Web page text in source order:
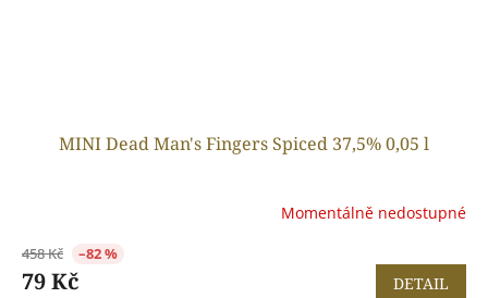
MINI Dead Man's Fingers Spiced 37,5% 0,05 l
Momentálně nedostupné
458 Kč –82 %
79 Kč DETAIL